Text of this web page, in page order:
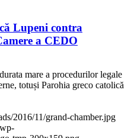
Lupeni contra
a CEDO
mare a procedurilor legale
totuși Parohia greco catolică
2016/11/grand-chamber.jpg